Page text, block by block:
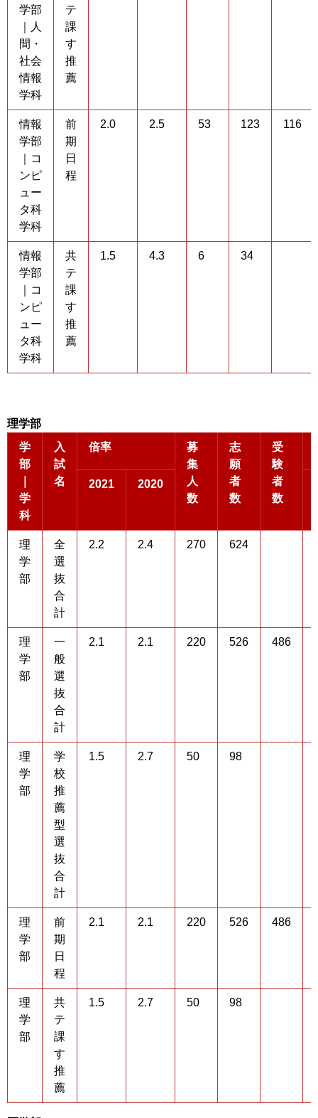
学部
｜人
間・
社会
情報
学科
テ
課
す
推
薦
情報
学部
｜コ
ンピ
ュー
タ科
学科
前
期
日
程
2.0 2.5 53 123 116
情報
学部
｜コ
ンピ
ュー
タ科
学科
共
テ
課
す
推
薦
1.5 4.3 6 34
理学部
学
部
学
科
入
試
名
倍率
募
集
人
数
志
願
者
数
受
験
者
数
2021 2020
理
学
部
全
選
抜
合
計
2.2 2.4 270 624
理
学
部
一
般
選
抜
合
計
2.1 2.1 220 526 486
理
学
部
学
校
推
薦
型
選
抜
合
計
1.5 2.7 50 98
理
学
部
前
期
日
程
2.1 2.1 220 526 486
理
学
部
共
テ
課
す
推
薦
1.5 2.7 50 98